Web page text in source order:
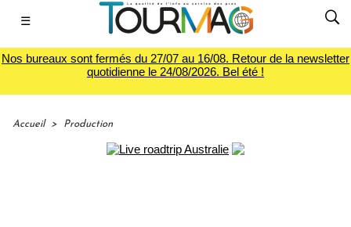
☰
Nos bureaux sont fermés du 27/07 au 16/08. Retour de la newsletter
quotidienne le 24/08/2026. Bel été !
Accueil > Production